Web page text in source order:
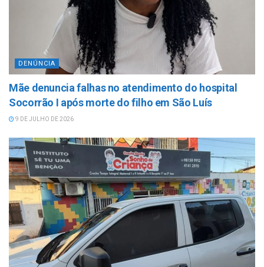
DENÚNCIA
Mãe denuncia falhas no atendimento do hospital
Socorrão I após morte do filho em São Luís
9 DE JULHO DE 2026